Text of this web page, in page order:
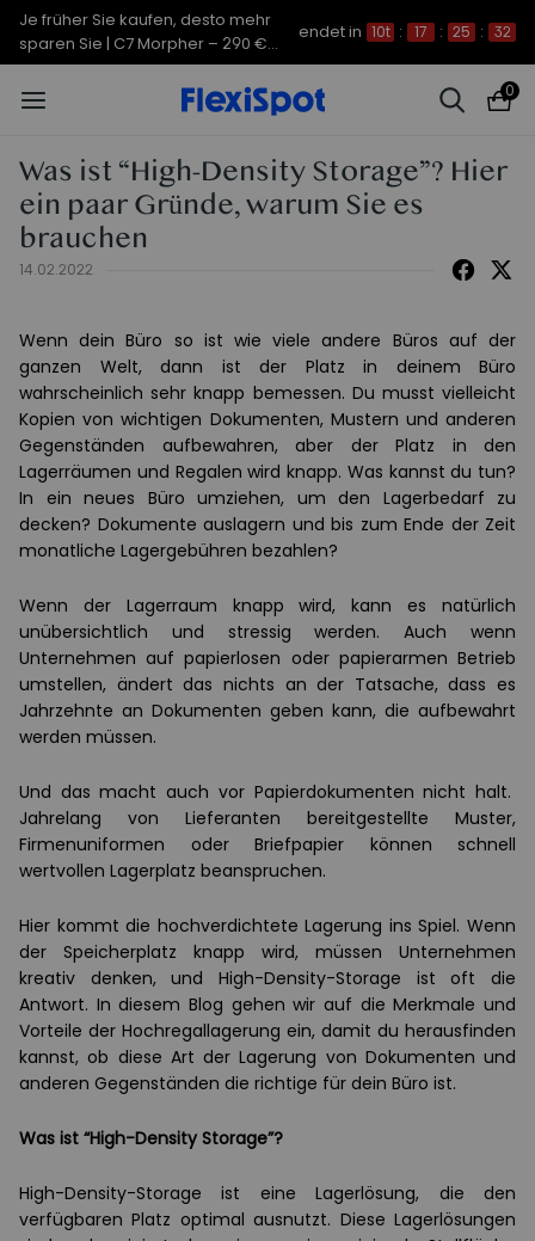
Je früher Sie kaufen, desto mehr
sparen Sie | C7 Morpher – 290 €
Rabatt
endet in 10t : 17 : 25 : 32
0
Was ist “High-Density Storage”? Hier
ein paar Gründe, warum Sie es
brauchen
14.02.2022
Wenn dein Büro so ist wie viele andere Büros auf der
ganzen Welt, dann ist der Platz in deinem Büro
wahrscheinlich sehr knapp bemessen. Du musst vielleicht
Kopien von wichtigen Dokumenten, Mustern und anderen
Gegenständen aufbewahren, aber der Platz in den
Lagerräumen und Regalen wird knapp. Was kannst du tun?
In ein neues Büro umziehen, um den Lagerbedarf zu
decken? Dokumente auslagern und bis zum Ende der Zeit
monatliche Lagergebühren bezahlen?
Wenn der Lagerraum knapp wird, kann es natürlich
unübersichtlich und stressig werden. Auch wenn
Unternehmen auf papierlosen oder papierarmen Betrieb
umstellen, ändert das nichts an der Tatsache, dass es
Jahrzehnte an Dokumenten geben kann, die aufbewahrt
werden müssen.
Und das macht auch vor Papierdokumenten nicht halt.
Jahrelang von Lieferanten bereitgestellte Muster,
Firmenuniformen oder Briefpapier können schnell
wertvollen Lagerplatz beanspruchen.
Hier kommt die hochverdichtete Lagerung ins Spiel. Wenn
der Speicherplatz knapp wird, müssen Unternehmen
kreativ denken, und High-Density-Storage ist oft die
Antwort. In diesem Blog gehen wir auf die Merkmale und
Vorteile der Hochregallagerung ein, damit du herausfinden
kannst, ob diese Art der Lagerung von Dokumenten und
anderen Gegenständen die richtige für dein Büro ist.
Was ist “High-Density Storage”?
High-Density-Storage ist eine Lagerlösung, die den
verfügbaren Platz optimal ausnutzt. Diese Lagerlösungen